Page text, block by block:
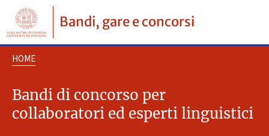
Bandi, gare e concorsi
HOME
Bandi di concorso per
collaboratori ed esperti linguistici